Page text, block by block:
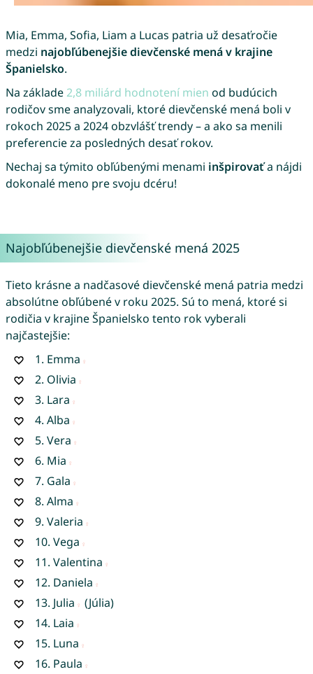
Mia, Emma, Sofia, Liam a Lucas patria už desaťročie
medzi najobľúbenejšie dievčenské mená v krajine
Španielsko.
Na základe2,8 miliárd hodnotení mien od budúcich
rodičov sme analyzovali, ktoré dievčenské mená boli v
rokoch 2025 a 2024 obzvlášť trendy – a ako sa menili
preferencie za posledných desať rokov.
Nechaj sa týmito obľúbenými menami inšpirovaťa nájdi
dokonalé meno pre svoju dcéru!
Najobľúbenejšie dievčenské mená 2025
Tieto krásne a nadčasové dievčenské mená patria medzi
absolútne obľúbené v roku 2025. Sú to mená, ktoré si
rodičia v krajine Španielsko tento rok vyberali
najčastejšie:
1. Emma
2. Olivia
3. Lara
4. Alba
5. Vera
6. Mia
7. Gala
8. Alma
9. Valeria
10. Vega
11. Valentina
12. Daniela
13. Julia
(Júlia)
14. Laia
15. Luna
16. Paula